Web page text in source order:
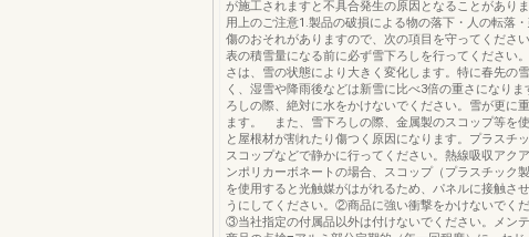
が施工されますと不具合発生の原因となることがあり
用上のご注意1.製品の破損による物の落下・人の転落
傷のおそれがありますので、次の項目を守ってくださ
表の積雪量になる前に必ず雪下ろしを行ってください
さは、雪の状態により大きく変化します。特に春先の
く、湿雪や降雨後などは新雪に比べ3倍の重さになりま
ろしの際、絶対に水をかけないでください。雪が更に
ます。 また、雪下ろしの際、金属製のスコップ等を
と屋根材が割れたり傷つく原因になります。プラスチ
スコップなどで静かに行ってください。熱線吸収アク
ンポリカーボネートの場合、スコップ（プラスチック製
を使用すると光触媒がはがれるため、パネルに接触さ
うにしてください。②商品に強い衝撃をかけないでくだ
③当社指定の付属品以外は付けないでください。メン